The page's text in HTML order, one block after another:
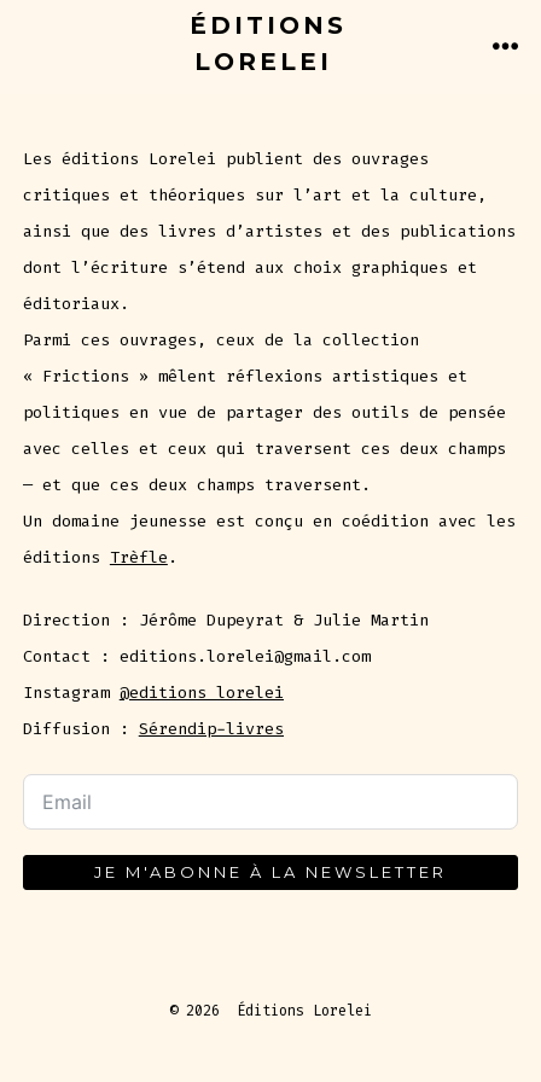
ÉDITIONS
LORELEI
Les éditions Lorelei publient des ouvrages
critiques et théoriques sur l’art et la culture,
ainsi que des livres d’artistes et des publications
dont l’écriture s’étend aux choix graphiques et
éditoriaux.
Parmi ces ouvrages, ceux de la collection
« Frictions » mêlent réflexions artistiques et
politiques en vue de partager des outils de pensée
avec celles et ceux qui traversent ces deux champs
— et que ces deux champs traversent.
Un domaine jeunesse est conçu en coédition avec les
éditions Trèfle .
Direction : Jérôme Dupeyrat & Julie Martin
Contact : editions.lorelei@gmail.com
Instagram @editions_lorelei
Diffusion : Sérendip-livres
JE M'ABONNE À LA NEWSLETTER
© 2026 Éditions Lorelei